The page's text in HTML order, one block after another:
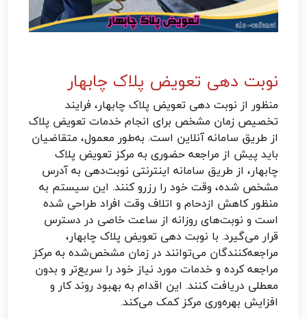
نوبت دهی تعویض پلاک چابهار
منظور از نوبت دهی تعویض پلاک چابهار، فرایند
تخصیص زمان مشخص برای انجام خدمات تعویض پلاک
از طریق سامانه آنلاین است. به‌طور معمول، متقاضیان
باید پیش از مراجعه حضوری به مرکز تعویض پلاک
چابهار، از طریق سامانه اینترنتی نوبت‌دهی به آدرس
مشخص شده، وقت خود را رزرو کنند. این سیستم به
منظور کاهش ازدحام و اتلاف وقت افراد طراحی شده
است و نوبت‌های روزانه از ساعت خاصی در دسترس
قرار می‌گیرد. با نوبت دهی تعویض پلاک چابهار،
مراجعه‌کنندگان می‌توانند در زمان مشخص‌شده به مرکز
مراجعه کرده و خدمات مورد نیاز خود را سریع‌تر و بدون
معطلی دریافت کنند. این اقدام به بهبود روند کار و
افزایش بهره‌وری مرکز کمک می‌کند.